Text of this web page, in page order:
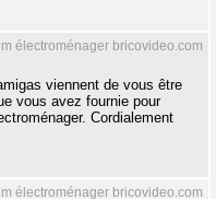
électroménager bricovideo.com
viennent de vous être
vous avez fournie pour
Cordialement
électroménager bricovideo.com